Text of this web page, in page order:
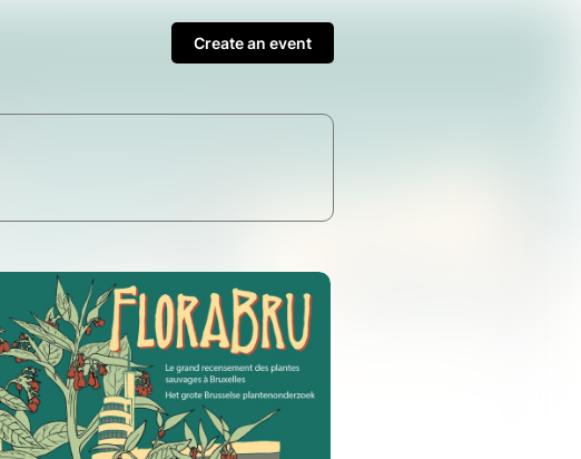
Create an event